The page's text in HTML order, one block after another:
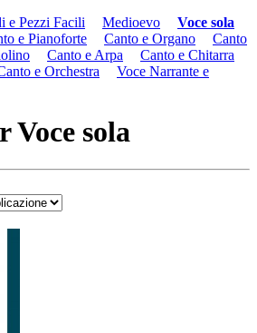
e Pezzi Facili Medioevo
Voce sola
e Pianoforte Canto e Organo
Canto
Canto e Arpa
Canto e Chitarra
e Orchestra
Voce Narrante e
Voce sola